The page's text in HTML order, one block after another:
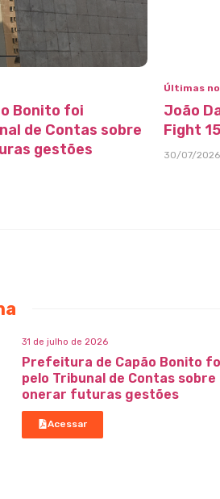
Bonito foi
de Contas sobre
gestões
Últimas
João
Fight
30/07/2026
31 de julho de 2026
Prefeitura de Capão Bonito
pelo Tribunal de Contas sobre
onerar futuras gestões
Acessar